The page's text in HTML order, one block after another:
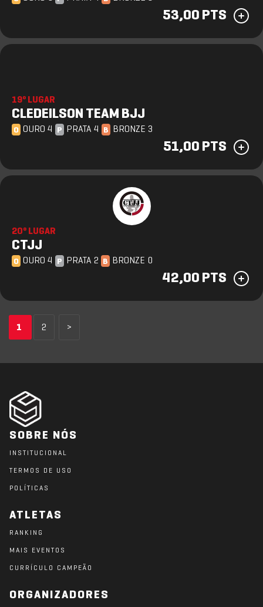
53,00 PTS
19º LUGAR
CLEDEILSON TEAM BJJ
O OURO 4 P PRATA 4 B BRONZE 3
51,00 PTS
20º LUGAR
CTJJ
O OURO 4 P PRATA 2 B BRONZE 0
42,00 PTS
1 2 >
SOBRE NÓS
INSTITUCIONAL
TERMOS DE USO
POLÍTICAS
ATLETAS
RANKING
MAIS EVENTOS
CURRÍCULO CAMPEÃO
ORGANIZADORES